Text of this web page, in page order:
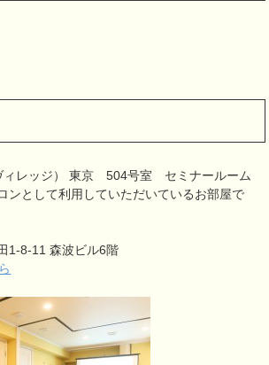
ィレッジ） 東京 504号室 セミナールーム
ンとして利用していただいているお部屋で
1-8-11 森波ビル6階